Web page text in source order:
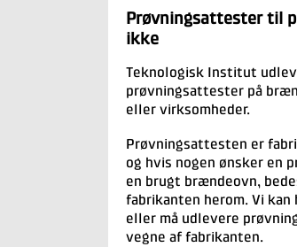
Prøvningsattester til
ikke
Teknologisk Institut
prøvningsattester på
eller virksomheder.
Prøvningsattesten er
og hvis nogen ønsker en
en brugt brændeovn,
fabrikanten herom. Vi kan
eller må udlevere
vegne af fabrikanten.